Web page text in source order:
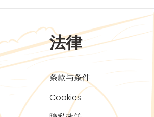
法律
条款与条件
Cookies